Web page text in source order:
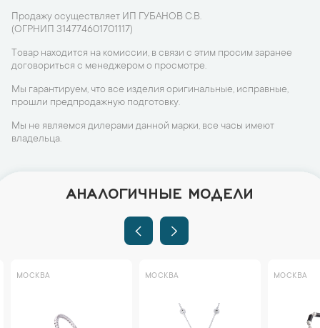
Продажу осуществляет ИП ГУБАНОВ С.В.
(ОГРНИП 314774601701117)
Товар находится на комиссии, в связи с этим просим заранее
договориться с менеджером о просмотре.
Мы гарантируем, что все изделия оригинальные, исправные,
прошли предпродажную подготовку.
Мы не являемся дилерами данной марки, все часы имеют
владельца.
АНАЛОГИЧНЫЕ МОДЕЛИ
МОСКВА МОСКВА МОСКВА